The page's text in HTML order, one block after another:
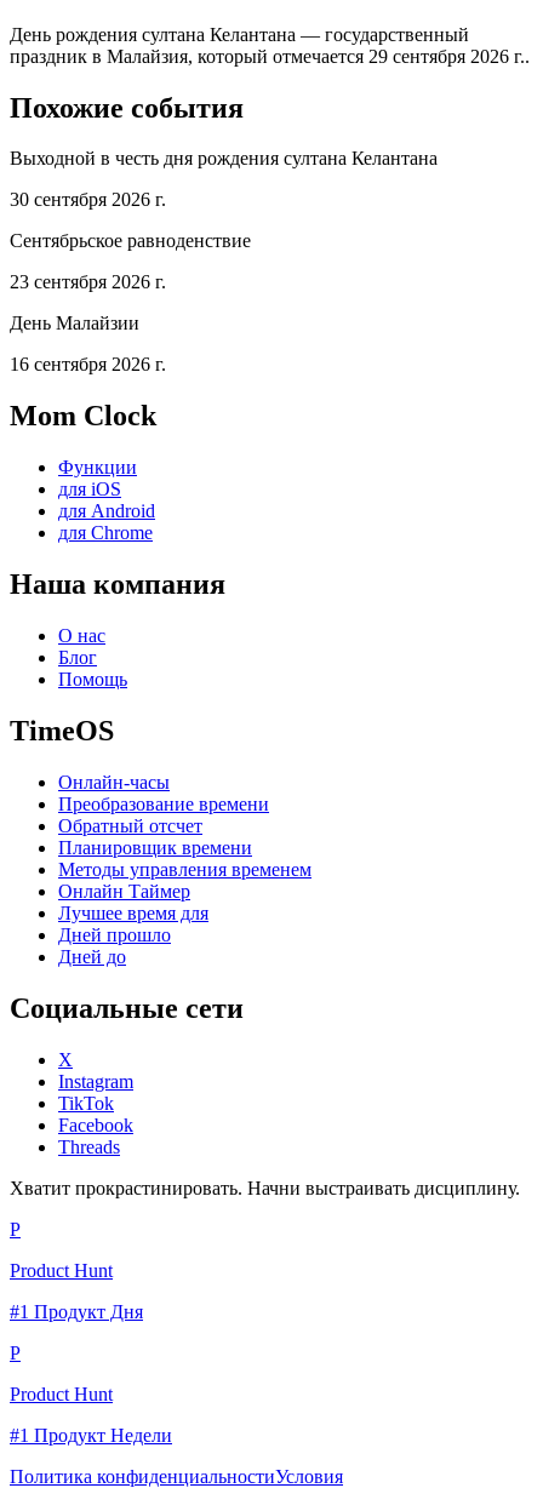
День рождения султана Келантана — государственный
праздник в Малайзия, который отмечается 29 сентября 2026 г..
Похожие события
Выходной в честь дня рождения султана Келантана
30 сентября 2026 г.
Сентябрьское равноденствие
23 сентября 2026 г.
День Малайзии
16 сентября 2026 г.
Mom Clock
Функции
для iOS
для Android
для Chrome
Наша компания
О нас
Блог
Помощь
TimeOS
Онлайн-часы
Преобразование времени
Обратный отсчет
Планировщик времени
Методы управления временем
Онлайн Таймер
Лучшее время для
Дней прошло
Дней до
Социальные сети
X
Instagram
TikTok
Facebook
Threads
Хватит прокрастинировать. Начни выстраивать дисциплину.
P
Product Hunt
#1 Продукт Дня
P
Product Hunt
#1 Продукт Недели
Политика конфиденциальностиУсловия